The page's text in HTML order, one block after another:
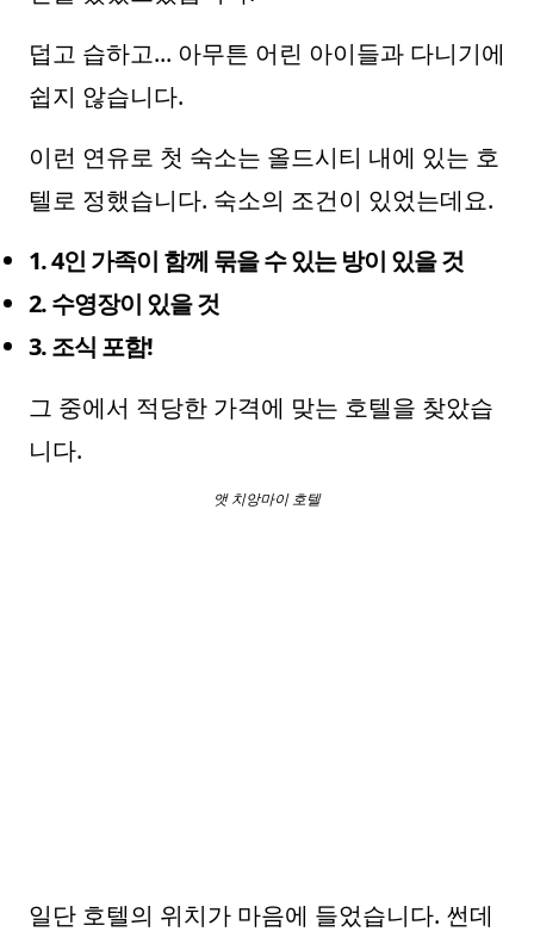
덥고 습하고... 아무튼 어린 아이들과 다니기에
쉽지 않습니다.
이런 연유로 첫 숙소는 올드시티 내에 있는 호
텔로 정했습니다. 숙소의 조건이 있었는데요.
1. 4인 가족이 함께 묶을 수 있는 방이 있을 것
2. 수영장이 있을 것
3. 조식 포함!
그 중에서 적당한 가격에 맞는 호텔을 찾았습
니다.
앳 치앙마이 호텔
일단 호텔의 위치가 마음에 들었습니다. 썬데